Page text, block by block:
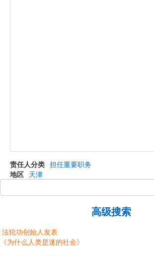
责任人分类 担任重要职务
地区 天津
高级搜索
法轮功创始人发表
《为什么人类是迷的社会》